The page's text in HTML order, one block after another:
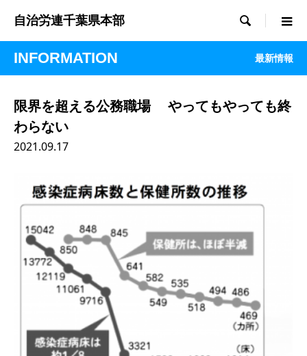
自治労連千葉県本部 
INFORMATION 最新情報
限界を超える公務職場 やってもやっても終
わらない
2021.09.17